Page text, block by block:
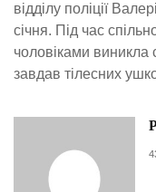
відділу поліції
січня. Під час
чоловіками виникла
завдав тілесних